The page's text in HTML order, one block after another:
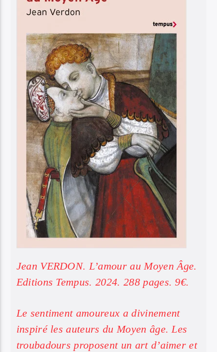
Jean VERDON. L’amour au Moyen Âge.
Editions Tempus. 2024. 288 pages. 9€.
Le sentiment amoureux a divinement
inspiré les auteurs du Moyen âge. Les
troubadours proposent un art d’aimer et